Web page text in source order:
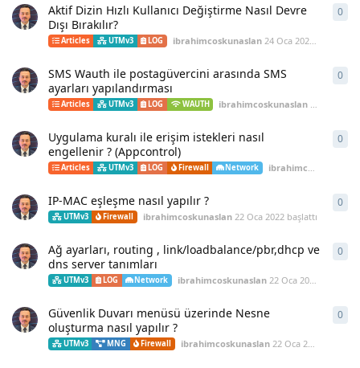
Aktif Dizin Hızlı Kullanıcı Değiştirme Nasıl Devre
Dışı Bırakılır?
Articles UTMv3 LOG ibrahimcoskunaslan 24 Oca 2022 başlattı
0
SMS Wauth ile postagüvercini arasında SMS
ayarları yapılandırması
Articles UTMv3 LOG WAUTH ibrahimcoskunaslan 24 Oca 2022
0
Uygulama kuralı ile erişim istekleri nasıl
engellenir ? (Appcontrol)
Articles UTMv3 LOG Firewall Network ibrahimcoskunaslan
0
IP-MAC eşleşme nasıl yapılır ?
UTMv3 Firewall ibrahimcoskunaslan 22 Oca 2022başlattı
0
Ağ ayarları, routing , link/loadbalance/pbr,dhcp ve
dns server tanımları
UTMv3 LOG Network ibrahimcoskunaslan 22 Oca 2022
0
Güvenlik Duvarı menüsü üzerinde Nesne
oluşturma nasıl yapılır ?
UTMv3 MNG Firewall ibrahimcoskunaslan 22 Oca 2022
0